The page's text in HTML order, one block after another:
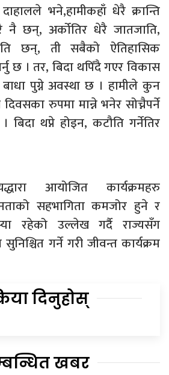
दाहालले भने,हामीकहाँ धेरै क्रान्ति
छन्, अर्कोतिर धेरै जातजाति,
छन्, ती सबैको ऐतिहासिक
छ । तर, बिदा थपिँदै गएर विकास
पुग्ने अवस्था छ । हामीले कुन
दिवसका रुपमा मान्ने भनेर सोच्नैपर्ने
थप्ने होइन, कटौति गर्नेतिर
आयोजित कार्यक्रमहरु
सहभागिता कमजोर हुने र
रहेको उल्लेख गर्दै राज्यसँग
गर्ने गरी जीवन्त कार्यक्रम
दिनुहोस्
खबर